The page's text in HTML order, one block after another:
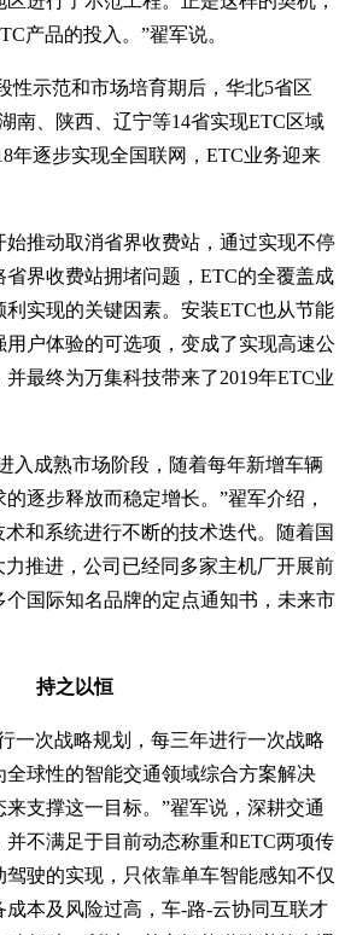
产品的投入。”翟军说。
性示范和市场培育期后，华北5省区
南、陕西、辽宁等14省实现ETC区域
年逐步实现全国联网，ETC业务迎来
始推动取消省界收费站，通过实现不停
界收费站拥堵问题，ETC的全覆盖成
实现的关键因素。安装ETC也从节能
户体验的可选项，变成了实现高速公
最终为万集科技带来了2019年ETC业
入成熟市场阶段，随着每年新增车辆
逐步释放而稳定增长。”翟军介绍，
和系统进行不断的技术迭代。随着国
推进，公司已经同多家主机厂开展前
国际知名品牌的定点通知书，未来市
持之以恒
一次战略规划，每三年进行一次战略
球性的智能交通领域综合方案解决
支撑这一目标。”翟军说，深耕交通
并不满足于目前动态称重和ETC两项传
驶的实现，只依靠单车智能感知不仅
本及风险过高，车-路-云协同互联才